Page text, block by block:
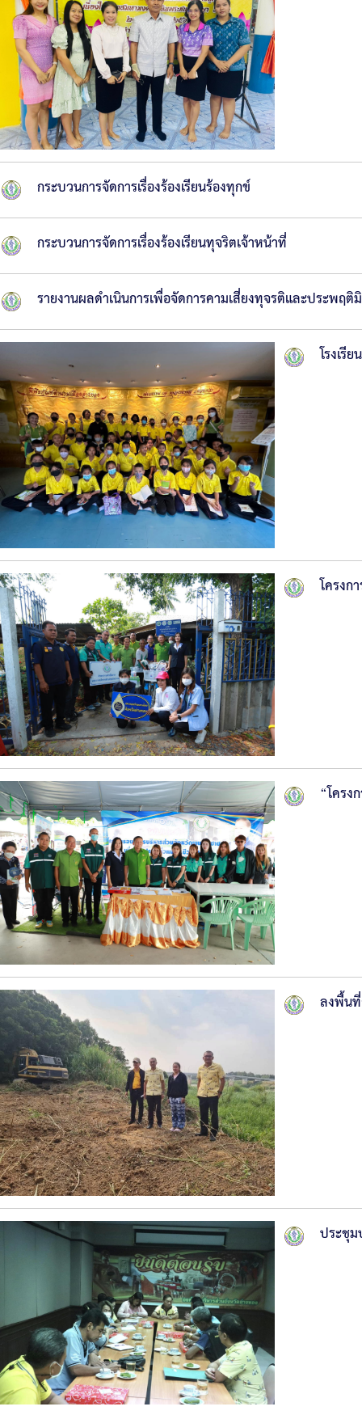
กระบวนการจัดการเรื่องร้องเรียนร้องทุกข์
กระบวนการจัดการเรื่องร้องเรียนทุจริตเจ้าหน้าที่
รายงานผลดำเนินการเพื่อจัดการคามเสี่ยงทุจรติและประพ
โรงเรี
โครง
“โคร
ลงพื้น
ประชุ